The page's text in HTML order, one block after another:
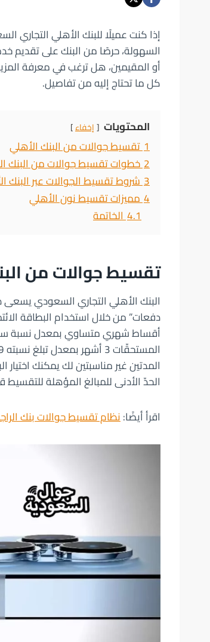
إذا كنت عميلًا للبنك الأهلي
السهولة، حرصًا من البنك على تقديم
أو المقيمين، هل ترغب في معرفة
كل ما تحتاج إليه من تفاصيل.
المحتويات إخفاء
1تقسيط جوالات من البنك الأهلي
2خطوات تقسيط جوالات من البنك
3شروط تقسيط الجوالات عبر البنك
4مميزات تقسيط نون الأهلي
4.1الخاتمة
تقسيط جوالات من
البنك الأهلي التجاري السعودي يسعى
دفعات” من خلال استخدام البطاقة
أقساط شهري متساوي بمعدل نسبة
الحدّ الأدنى للمبالغ المؤهلة للتقسيط قيمة تعادل 750 ريالًا
اقرأ أيضًا:نظام تقسيط جوالات بنك